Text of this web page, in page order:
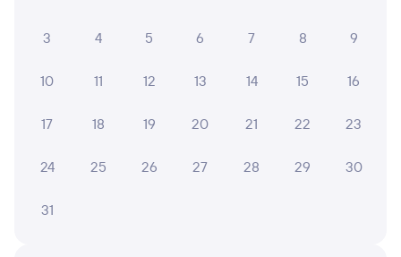
Как поменять билет на другую дату или
Как вернуть билет?
Что делать, если ошибся при вводе данных
3 4 5 6 7 8 9
10 11 12 13 14 15 16
17 18 19 20 21 22 23
24 25 26 27 28 29 30
31